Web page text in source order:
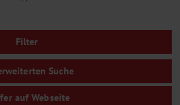
Filter
Suche
auf Webseite